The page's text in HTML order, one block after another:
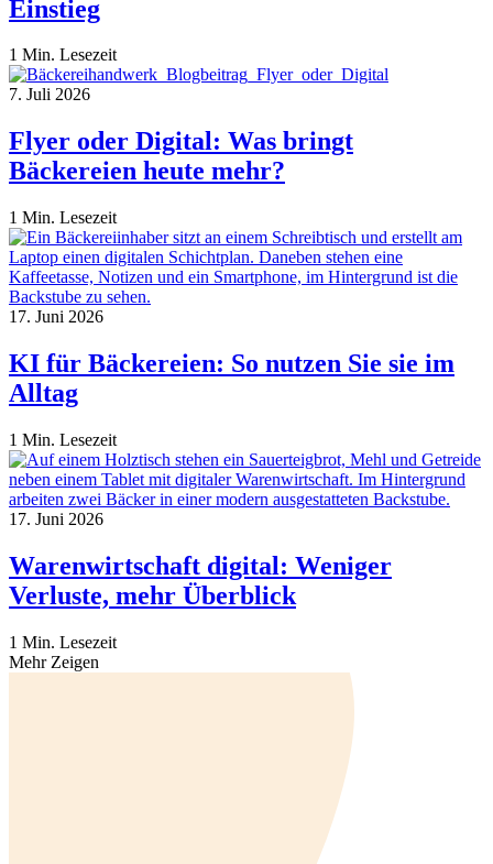
Einstieg
1 Min. Lesezeit
7. Juli 2026
Flyer oder Digital: Was bringt
Bäckereien heute mehr?
1 Min. Lesezeit
17. Juni 2026
KI für Bäckereien: So nutzen Sie sie im
Alltag
1 Min. Lesezeit
17. Juni 2026
Warenwirtschaft digital: Weniger
Verluste, mehr Überblick
1 Min. Lesezeit
Mehr Zeigen